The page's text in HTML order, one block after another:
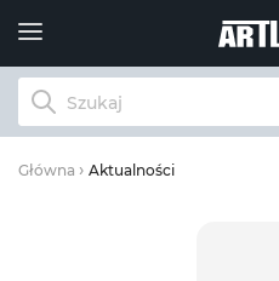
Główna Aktualności